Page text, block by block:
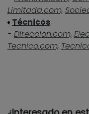
Limitada.com,
Técnicos
- Direccion.com,
Tecnico.com,